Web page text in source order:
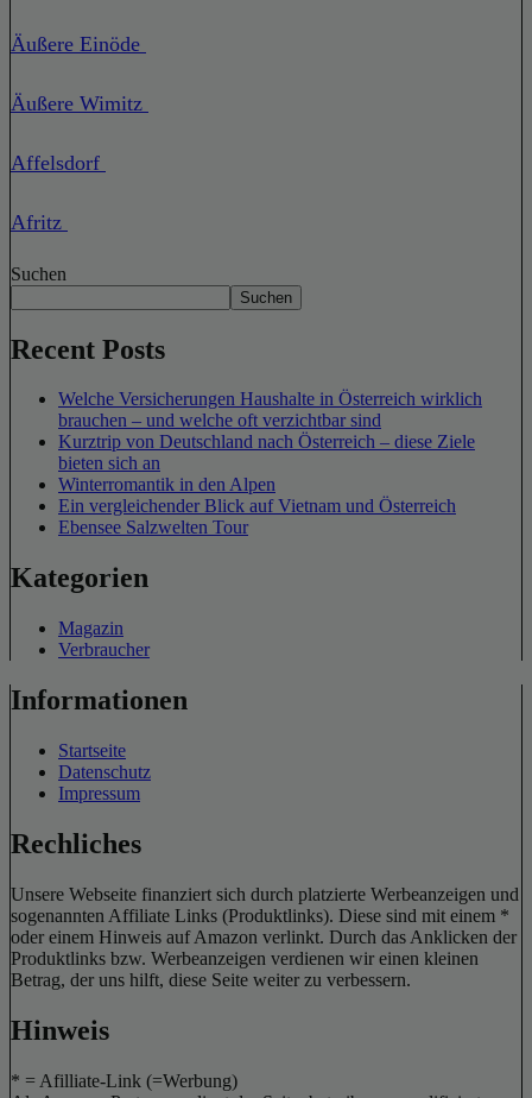
Äußere Einöde
Äußere Wimitz
Affelsdorf
Afritz
Suchen
Suchen
Recent Posts
Welche Versicherungen Haushalte in Österreich wirklich
brauchen – und welche oft verzichtbar sind
Kurztrip von Deutschland nach Österreich – diese Ziele
bieten sich an
Winterromantik in den Alpen
Ein vergleichender Blick auf Vietnam und Österreich
Ebensee Salzwelten Tour
Kategorien
Magazin
Verbraucher
Informationen
Startseite
Datenschutz
Impressum
Rechliches
Unsere Webseite finanziert sich durch platzierte Werbeanzeigen und
sogenannten Affiliate Links (Produktlinks). Diese sind mit einem *
oder einem Hinweis auf Amazon verlinkt. Durch das Anklicken der
Produktlinks bzw. Werbeanzeigen verdienen wir einen kleinen
Betrag, der uns hilft, diese Seite weiter zu verbessern.
Hinweis
* = Afilliate-Link (=Werbung)